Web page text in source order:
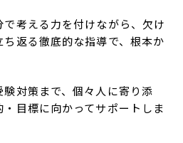
考える力を付けながら、欠け
返る徹底的な指導で、根本か
対策まで、個々人に寄り添
目標に向かってサポートしま